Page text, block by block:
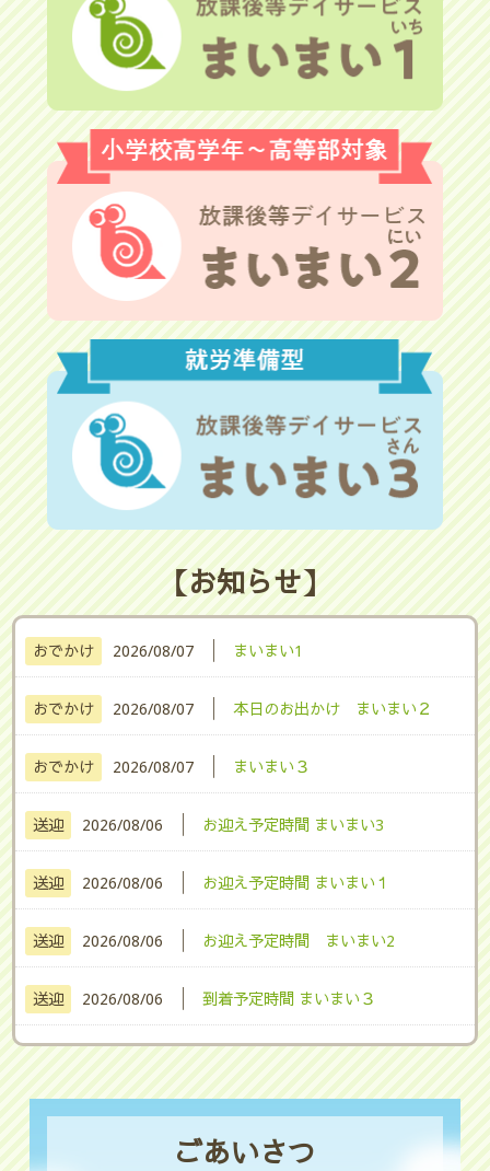
【お知らせ】
おでかけ 2026/08/07 まいまい1
おでかけ 2026/08/07 本日のお出かけ まいまい２
おでかけ 2026/08/07 まいまい３
送迎 2026/08/06 お迎え予定時間 まいまい3
送迎 2026/08/06 お迎え予定時間 まいまい１
送迎 2026/08/06 お迎え予定時間 まいまい2
送迎 2026/08/06 到着予定時間 まいまい３
ごあいさつ